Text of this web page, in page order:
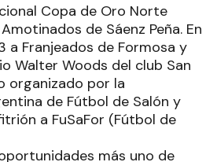
Copa de Oro Norte
de Sáenz Peña. En
a Franjeados de Formosa y
Walter Woods del club San
organizado por la
de Fútbol de Salón y
a FuSaFor (Fútbol de
más uno de